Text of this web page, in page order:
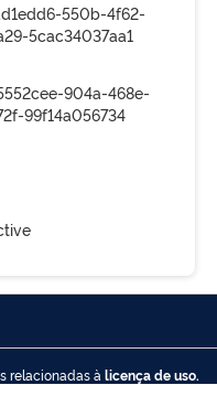
550b-4f62-
5cac34037aa1
904a-468e-
99f14a056734
relacionadas à licença de uso.